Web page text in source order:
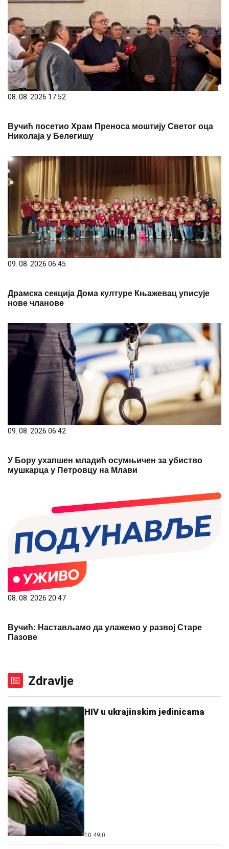
08. 08. 2026 17:52
Вучић посетио Храм Преноса моштију Светог оца
Николаја у Белегишу
09. 08. 2026 06:45
Драмска секција Дома културе Књажевац уписује
нове чланове
09. 08. 2026 06:42
У Бору ухапшен младић осумњичен за убиство
мушкарца у Петровцу на Млави
08. 08. 2026 20:47
Вучић: Настављамо да улажемо у развој Старе
Пазове
Zdravlje
HIV u ukrajinskim jedinicama
10:49 0